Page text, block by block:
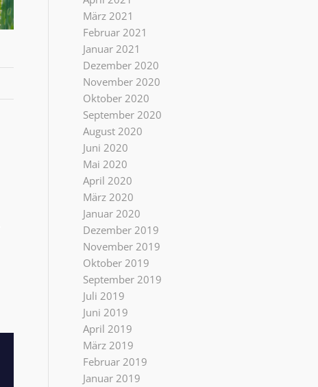
März 2021
Februar 2021
Januar 2021
Dezember 2020
November 2020
Oktober 2020
September 2020
August 2020
Juni 2020
Mai 2020
April 2020
März 2020
Januar 2020
Dezember 2019
November 2019
Oktober 2019
September 2019
Juli 2019
Juni 2019
April 2019
März 2019
Februar 2019
Januar 2019